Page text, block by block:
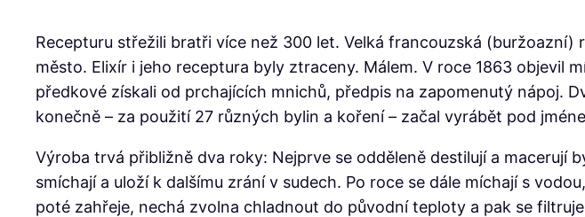
Recepturu střežili bratři více než 300 let. Velká francouzská
město. Elixír i jeho receptura byly ztraceny. Málem. V roce 1863 objevil
předkové získali od prchajících mnichů, předpis na zapomenutý nápoj.
konečně – za použití 27 různých bylin a koření – začal vyrábět pod
Výroba trvá přibližně dva roky: Nejprve se odděleně destilují a macerují
smíchají a uloží k dalšímu zrání v sudech. Po roce se dále míchají s
poté zahřeje, nechá zvolna chladnout do původní teploty a pak se